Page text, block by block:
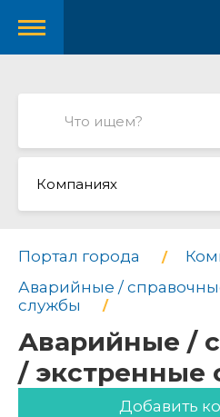
Компаниях
Портал города
Аварийные /
службы
Аварийные /
/ экстренные
Добавить